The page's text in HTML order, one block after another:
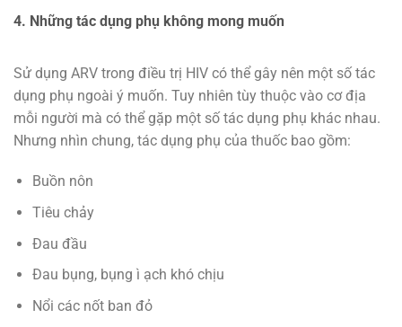
4. Những tác dụng phụ không mong muốn
Sử dụng ARV trong điều trị HIV có thể gây nên một số tác
dụng phụ ngoài ý muốn. Tuy nhiên tùy thuộc vào cơ địa
mỗi người mà có thể gặp một số tác dụng phụ khác nhau.
Nhưng nhìn chung, tác dụng phụ của thuốc bao gồm:
Buồn nôn
Tiêu chảy
Đau đầu
Đau bụng, bụng ì ạch khó chịu
Nổi các nốt ban đỏ